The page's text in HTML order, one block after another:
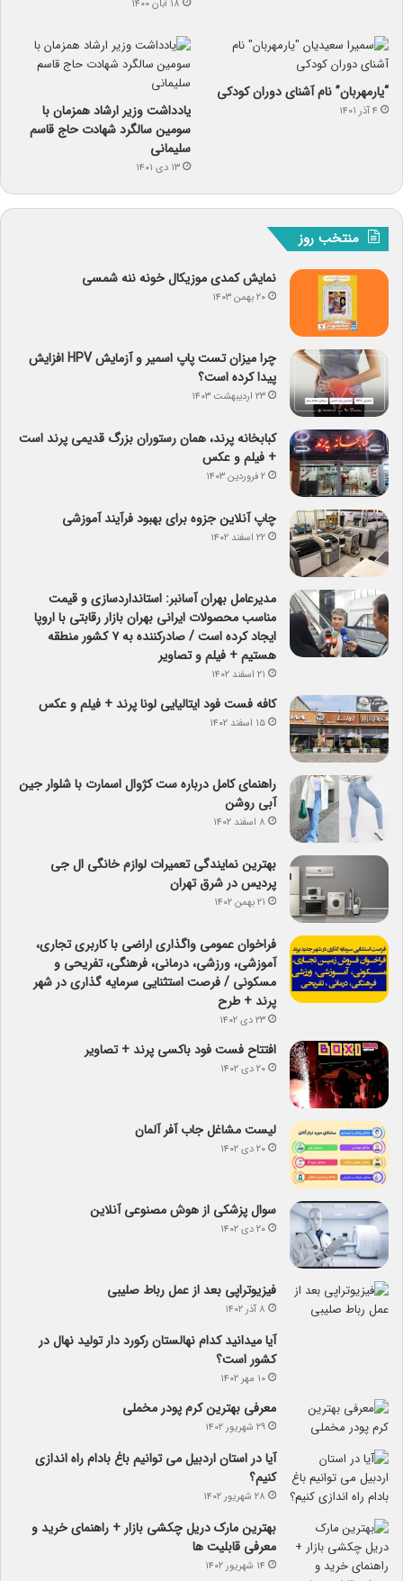
۱۸ آبان ۱۴۰۰
“یارمهربان” نام آشنای دوران کودکی
۴ آذر ۱۴۰۱
یادداشت وزیر ارشاد همزمان با
سومین سالگرد شهادت حاج قاسم
سلیمانی
۱۳ دی ۱۴۰۱
منتخب روز
نمایش کمدی موزیکال خونه ننه شمسی
۲۰ بهمن ۱۴۰۳
چرا میزان تست پاپ اسمیر و آزمایش HPV افزایش
پیدا کرده است؟
۲۳ اردیبهشت ۱۴۰۳
کبابخانه پرند، همان رستوران بزرگ قدیمی پرند است
+ فیلم و عکس
۲ فروردین ۱۴۰۳
چاپ آنلاین جزوه برای بهبود فرآیند آموزشی
۲۲ اسفند ۱۴۰۲
مدیرعامل بهران آسانبر: استانداردسازی و قیمت
مناسب محصولات ایرانی بهران بازار رقابتی با اروپا
ایجاد کرده است / صادرکننده به ۷ کشور منطقه
هستیم + فیلم و تصاویر
۲۱ اسفند ۱۴۰۲
کافه فست فود ایتالیایی لونا پرند + فیلم و عکس
۱۵ اسفند ۱۴۰۲
راهنمای کامل درباره ست کژوال اسمارت با شلوار جین
آبی روشن
۸ اسفند ۱۴۰۲
بهترین نمایندگی تعمیرات لوازم خانگی ال جی
پردیس در شرق تهران
۲۱ بهمن ۱۴۰۲
فراخوان عمومی واگذاری اراضی با کاربری تجاری،
آموزشی، ورزشی، درمانی، فرهنگی، تفریحی و
مسکونی / فرصت استثنایی سرمایه گذاری در شهر
پرند + طرح
۲۳ دی ۱۴۰۲
افتتاح فست فود باکسی پرند + تصاویر
۲۰ دی ۱۴۰۲
لیست مشاغل جاب آفر آلمان
۲۰ دی ۱۴۰۲
سوال پزشکی از هوش مصنوعی آنلاین
۲۰ دی ۱۴۰۲
فیزیوتراپی بعد از عمل رباط صلیبی
۸ آذر ۱۴۰۲
آیا می­دانید کدام نهالستان رکورد دار تولید نهال­ در
کشور است؟
۱۰ مهر ۱۴۰۲
معرفی بهترین کرم پودر مخملی
۲۹ شهریور ۱۴۰۲
آیا در استان اردبیل می توانیم باغ بادام راه اندازی
کنیم؟
۲۸ شهریور ۱۴۰۲
بهترین مارک دریل چکشی بازار + راهنمای خرید و
معرفی قابلیت ها
۱۴ شهریور ۱۴۰۲